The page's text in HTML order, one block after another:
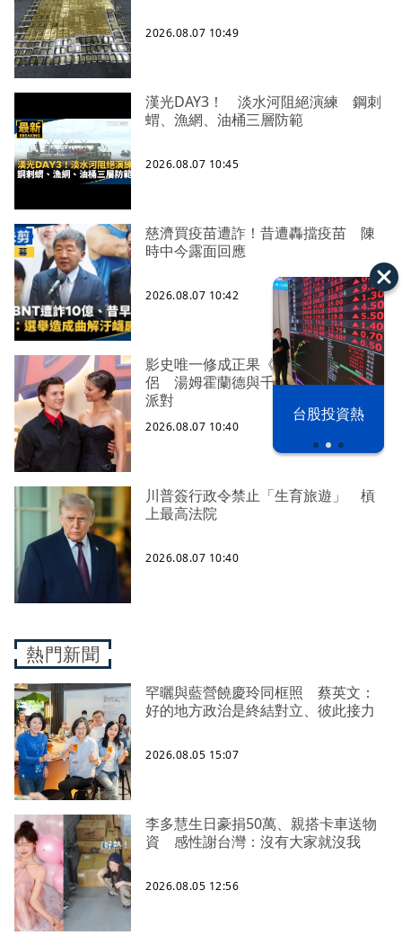
之下
台股投資熱
2026.08.07 10:49
漢光DAY3！ 淡水河阻絕演練 鋼刺
蝟、漁網、油桶三層防範
2026.08.07 10:45
慈濟買疫苗遭詐！昔遭轟擋疫苗 陳
時中今露面回應
2026.08.07 10:42
影史唯一修成正果《蜘蛛人》銀幕情
侶 湯姆霍蘭德與千黛亞英國辦結婚
派對
2026.08.07 10:40
川普簽行政令禁止「生育旅遊」 槓
上最高法院
2026.08.07 10:40
熱門新聞
罕曬與藍營饒慶玲同框照 蔡英文：
好的地方政治是終結對立、彼此接力
2026.08.05 15:07
李多慧生日豪捐50萬、親搭卡車送物
資 感性謝台灣：沒有大家就沒我
2026.08.05 12:56